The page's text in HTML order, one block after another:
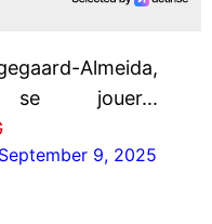
Almeida,
jouer...
September 9, 2025